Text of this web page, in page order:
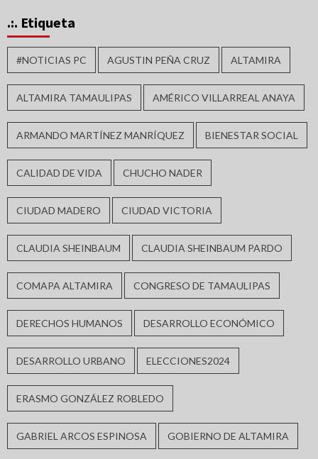
.:. Etiqueta
#NOTICIAS PC AGUSTIN PEÑA CRUZ ALTAMIRA
ALTAMIRA TAMAULIPAS AMÉRICO VILLARREAL ANAYA
ARMANDO MARTÍNEZ MANRÍQUEZ BIENESTAR SOCIAL
CALIDAD DE VIDA CHUCHO NADER
CIUDAD MADERO CIUDAD VICTORIA
CLAUDIA SHEINBAUM CLAUDIA SHEINBAUM PARDO
COMAPA ALTAMIRA CONGRESO DE TAMAULIPAS
DERECHOS HUMANOS DESARROLLO ECONÓMICO
DESARROLLO URBANO ELECCIONES2024
ERASMO GONZÁLEZ ROBLEDO
GABRIEL ARCOS ESPINOSA GOBIERNO DE ALTAMIRA